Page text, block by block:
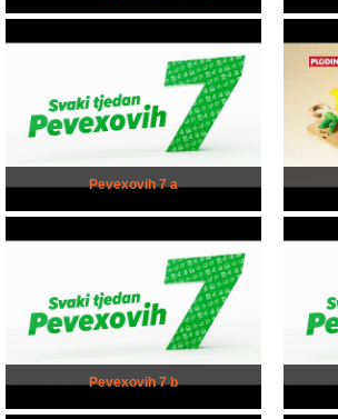
Pevexovih 7 a
Pevexovih 7 b